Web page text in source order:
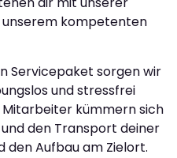
unserem kompetenten
Servicepaket sorgen wir
und stressfrei
kümmern sich
den Transport deiner
den Aufbau am Zielort.